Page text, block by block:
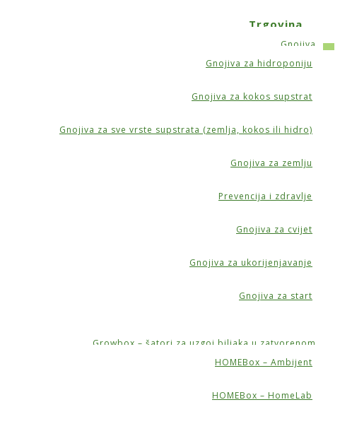
Trgovina
Gnojiva
Gnojiva za hidroponiju
Gnojiva za kokos supstrat
Gnojiva za sve vrste supstrata (zemlja, kokos ili hidro)
Gnojiva za zemlju
Prevencija i zdravlje
Gnojiva za cvijet
Gnojiva za ukorijenjavanje
Gnojiva za start
Growbox – šatori za uzgoj biljaka u zatvorenom
HOMEBox – Ambijent
HOMEBox – HomeLab